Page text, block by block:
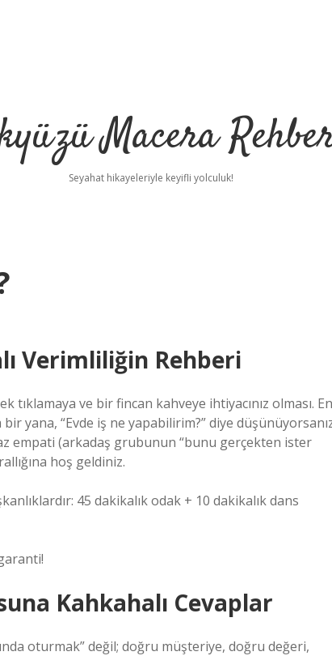
Macera
Seyahat hikayeleriyle keyifli yolculuk!
Verimliliğin Rehberi
tıklamaya ve bir fincan kahveye ihtiyacınız olması. En
yana, “Evde iş ne yapabilirim?” diye
empati (arkadaş grubunun “bunu gerçekten ister
hoş geldiniz.
45 dakikalık odak + 10 dakikalık dans
Kahkahalı Cevaplar
oturmak” değil; doğru müşteriye, doğru değeri,